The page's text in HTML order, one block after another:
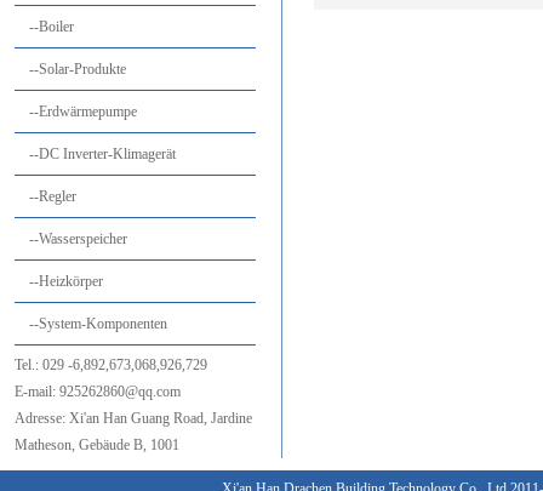
--Boiler
--Solar-Produkte
--Erdwärmepumpe
--DC Inverter-Klimagerät
--Regler
--Wasserspeicher
--Heizkörper
--System-Komponenten
Tel.: 029 -6,892,673,068,926,729
E-mail: 925262860@qq.com
Adresse: Xi'an Han Guang Road, Jardine
Matheson, Gebäude B, 1001